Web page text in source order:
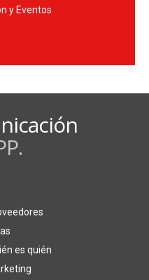
y Eventos
es quién